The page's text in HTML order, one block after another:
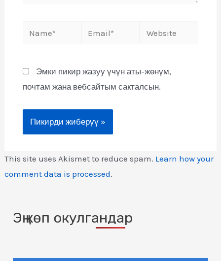
Эмки пикир жазуу үчүн аты-жөнүм,
почтам жана вебсайтым сакталсын.
This site uses Akismet to reduce spam. Learn how your
comment data is processed.
Эң көп окулгандар